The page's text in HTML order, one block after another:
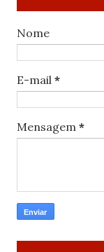
Nome
E-mail *
Mensagem *